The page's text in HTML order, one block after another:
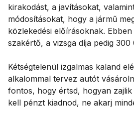
kirakodást, a javításokat,
módosításokat, hogy a jármű
közlekedési előírásoknak.
szakértő, a vizsga díja pedig
Kétségtelenül izgalmas kaland
alkalommal tervez autót
fontos, hogy értsd, hogyan
kell pénzt kiadnod, ne akarj